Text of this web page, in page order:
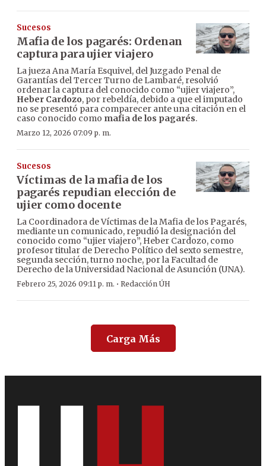
Sucesos
Mafia de los pagarés: Ordenan
captura para ujier viajero
La jueza Ana María Esquivel, del Juzgado Penal de
Garantías del Tercer Turno de Lambaré, resolvió
ordenar la captura del conocido como “ujier viajero”,
Heber Cardozo, por rebeldía, debido a que el imputado
no se presentó para comparecer ante una citación en el
caso conocido como mafia de los pagarés.
Marzo 12, 2026 07:09 p. m.
Sucesos
Víctimas de la mafia de los
pagarés repudian elección de
ujier como docente
La Coordinadora de Víctimas de la Mafia de los Pagarés,
mediante un comunicado, repudió la designación del
conocido como “ujier viajero”, Heber Cardozo, como
profesor titular de Derecho Político del sexto semestre,
segunda sección, turno noche, por la Facultad de
Derecho de la Universidad Nacional de Asunción (UNA).
Febrero 25, 2026 09:11 p. m. · Redacción ÚH
Carga Más